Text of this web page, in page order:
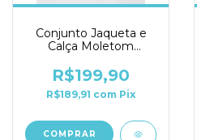
Conjunto Jaqueta e
Calça Moletom
65837
R$199,90
R$189,91 com Pix
COMPRAR